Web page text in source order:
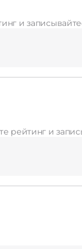
и
рейтинг и